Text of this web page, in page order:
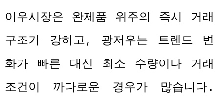
이우시장은 완제품 위주의 즉시 거래
구조가 강하고, 광저우는 트렌드 변
화가 빠른 대신 최소 수량이나 거래
조건이 까다로운 경우가 많습니다.